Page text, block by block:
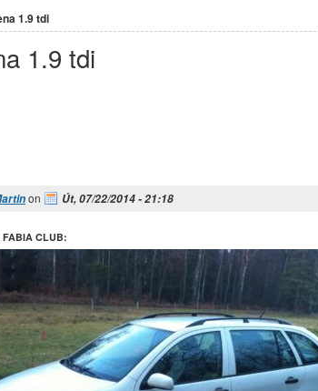
1.9 tdi
1.9 tdi
on Út, 07/22/2014 - 21:18
FABIA CLUB: